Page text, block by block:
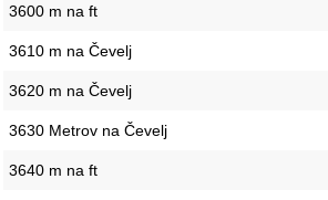
3600 m na ft
3610 m na Čevelj
3620 m na Čevelj
3630 Metrov na Čevelj
3640 m na ft